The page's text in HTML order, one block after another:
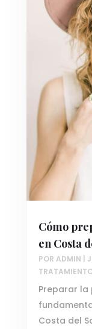
Cómo
en Costa
POR ADMIN
Preparar la
Costa del